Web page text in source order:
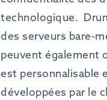
technologique.
des serveurs bare-
peuvent également
est personnalisable
développées par le